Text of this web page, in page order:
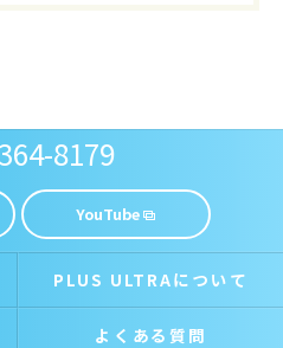
8179
YouTube
PLUS ULTRAについて
よくある質問